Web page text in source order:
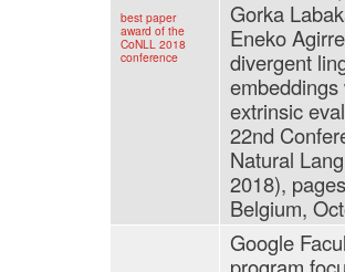
best paper
award of the
CoNLL 2018
conference
Gorka
Eneko
divergent
extrinsic
22nd
Natural
2018),
Belgium,
Google